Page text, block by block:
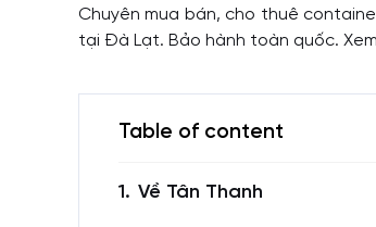
Chuyên mua bán, cho thuê
tại Đà Lạt. Bảo hành toàn quốc.
Table of content
Về Tân Thanh